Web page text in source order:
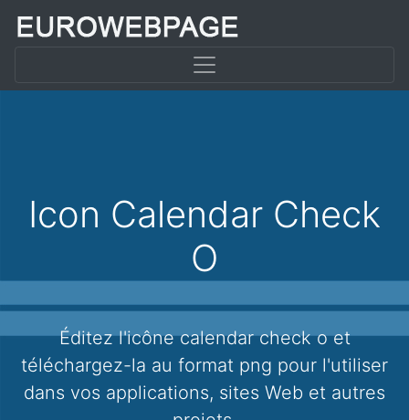
Icon Calendar Check
O
Éditez l'icône calendar check o et
téléchargez-la au format png pour l'utiliser
dans vos applications, sites Web et autres